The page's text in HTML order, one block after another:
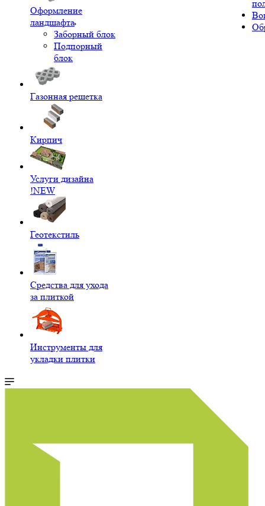
Оформление
ландшафта
Заборный блок
Подпорный
блок
Газонная решетка
Кирпич
Услуги дизайна
!NEW
Геотекстиль
Средства для ухода
за плиткой
Инструменты для
укладки плитки